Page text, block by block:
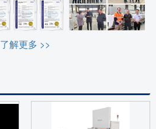
了解更多 >>